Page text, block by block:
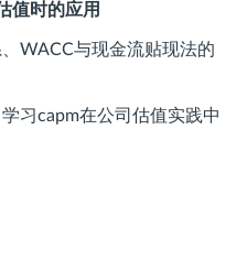
值时的应用
WACC与现金流贴现法的
习capm在公司估值实践中